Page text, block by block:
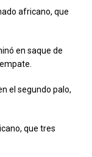
africano, que
en saque de
el segundo palo,
que tres